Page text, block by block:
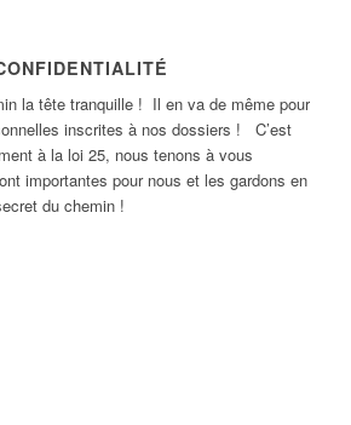
la tête tranquille ! Il en va de même pour
inscrites à nos dossiers ! C’est
à la loi 25, nous tenons à vous
importantes pour nous et les gardons en
du chemin !